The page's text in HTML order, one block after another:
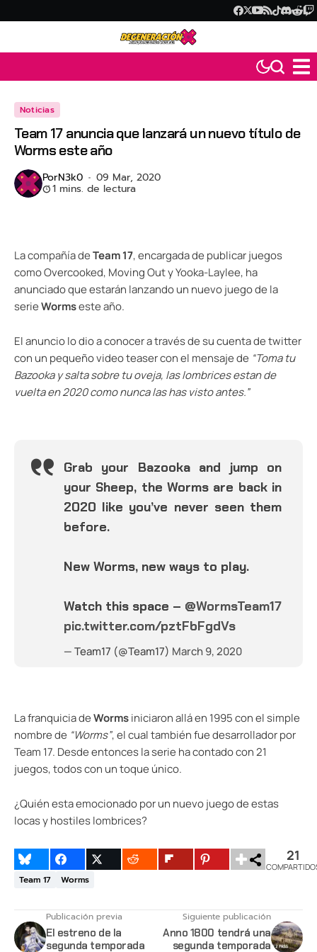
Noticias
Team 17 anuncia que lanzará un nuevo título de
Worms este año
PorN3k0 09 Mar, 2020
1 mins. de lectura
La compañía deTeam 17, encargada de publicar juegos
como Overcooked, Moving Out y Yooka-Laylee, ha
anunciado que estarán lanzando un nuevo juego de la
serieWormseste año.
El anuncio lo dio a conocer a través de su cuenta de twitter
con un pequeño video teaser con el mensaje de “Toma tu
Bazooka y salta sobre tu oveja, las lombrices estan de
vuelta en 2020 como nunca las has visto antes.”
Grab your Bazooka and jump on
your Sheep, the Worms are back in
2020 like you’ve never seen them
before.
New Worms, new ways to play.
Watch this space – @WormsTeam17
pic.twitter.com/pztFbFgdVs
— Team17 (@Team17) March 9, 2020
La franquicia deWormsiniciaron allá en 1995 con el simple
nombre de “Worms”, el cual también fue desarrollador por
Team 17. Desde entonces la serie ha contado con 21
juegos, todos con un toque único.
¿Quién esta emocionado por un nuevo juego de estas
locas y hostiles lombrices?
21
Team 17 Worms
Publicación previa
El estreno de la
segunda temporada
Siguiente publicación
Anno 1800 tendrá una
segunda temporada